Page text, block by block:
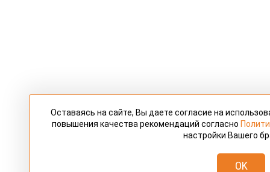
Оставаясь на сайте, Вы даете согласие на
повышения качества рекомендаций согласно
настройки Вашего
OK